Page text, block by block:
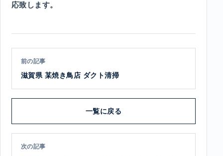
応致します。
前の記事
滋賀県 某焼き鳥店 ダクト清掃
一覧に戻る
次の記事